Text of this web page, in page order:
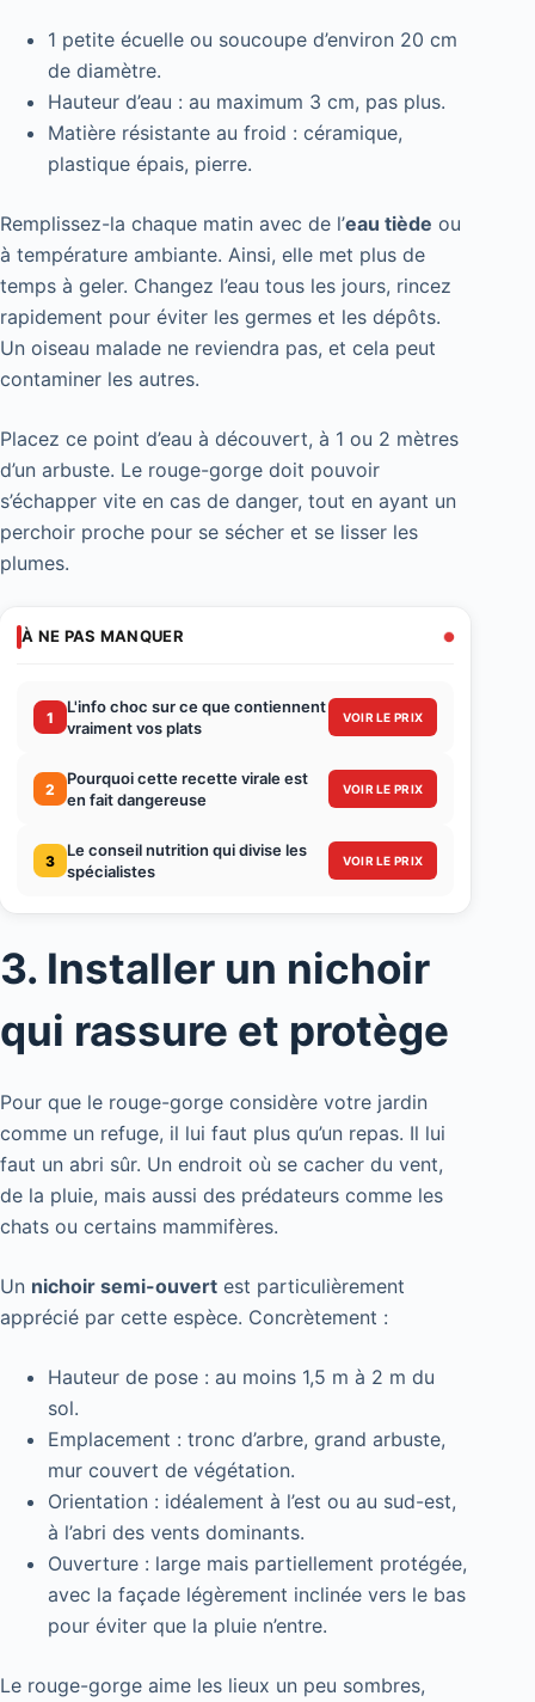
1 petite écuelle ou soucoupe d’environ 20 cm
de diamètre.
Hauteur d’eau : au maximum 3 cm, pas plus.
Matière résistante au froid : céramique,
plastique épais, pierre.
Remplissez-la chaque matin avec de l’eau tiède ou
à température ambiante. Ainsi, elle met plus de
temps à geler. Changez l’eau tous les jours, rincez
rapidement pour éviter les germes et les dépôts.
Un oiseau malade ne reviendra pas, et cela peut
contaminer les autres.
Placez ce point d’eau à découvert, à 1 ou 2 mètres
d’un arbuste. Le rouge-gorge doit pouvoir
s’échapper vite en cas de danger, tout en ayant un
perchoir proche pour se sécher et se lisser les
plumes.
À NE PAS MANQUER
1
L'info choc sur ce que contiennent
vraiment vos plats
VOIR LE PRIX
2
Pourquoi cette recette virale est
en fait dangereuse
VOIR LE PRIX
3
Le conseil nutrition qui divise les
spécialistes
VOIR LE PRIX
3. Installer un nichoir
qui rassure et protège
Pour que le rouge-gorge considère votre jardin
comme un refuge, il lui faut plus qu’un repas. Il lui
faut un abri sûr. Un endroit où se cacher du vent,
de la pluie, mais aussi des prédateurs comme les
chats ou certains mammifères.
Un nichoir semi-ouvert est particulièrement
apprécié par cette espèce. Concrètement :
Hauteur de pose : au moins 1,5 m à 2 m du
sol.
Emplacement : tronc d’arbre, grand arbuste,
mur couvert de végétation.
Orientation : idéalement à l’est ou au sud-est,
à l’abri des vents dominants.
Ouverture : large mais partiellement protégée,
avec la façade légèrement inclinée vers le bas
pour éviter que la pluie n’entre.
Le rouge-gorge aime les lieux un peu sombres,